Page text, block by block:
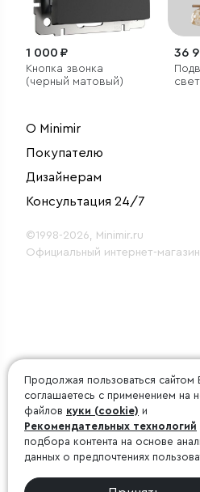
1 000 ₽
Кнопка звонка
(черный матовый)
36
О Minimir
Покупателю
Дизайнерам
Консультация 24/7
©1998-2026, Minimir.ru
Официальный интернет-
Продолжая пользоваться сайтом
соглашаетесь с применением на
файлов куки (cookie) и
Рекомендательных технологий
подбора контента на основе
данных о предпочтениях